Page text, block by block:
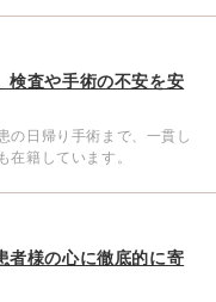
検査や手術の不安を安
の日帰り手術まで、一貫し
在籍しています。
者様の心に徹底的に寄